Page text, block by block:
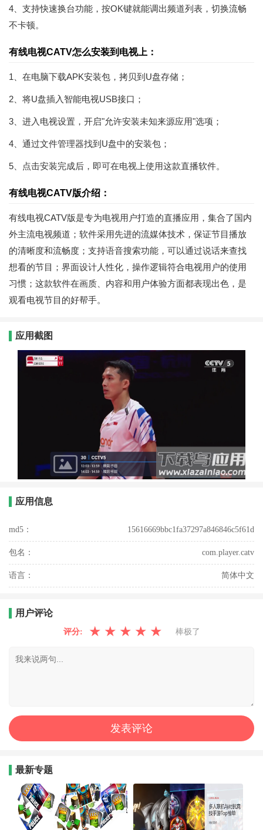
4、支持快速换台功能，按OK键就能调出频道列表，切换流畅
不卡顿。
有线电视CATV怎么安装到电视上：
1、在电脑下载APK安装包，拷贝到U盘存储；
2、将U盘插入智能电视USB接口；
3、进入电视设置，开启"允许安装未知来源应用"选项；
4、通过文件管理器找到U盘中的安装包；
5、点击安装完成后，即可在电视上使用这款直播软件。
有线电视CATV版介绍：
有线电视CATV版是专为电视用户打造的直播应用，集合了国内
外主流电视频道；软件采用先进的流媒体技术，保证节目播放
的清晰度和流畅度；支持语音搜索功能，可以通过说话来查找
想看的节目；界面设计人性化，操作逻辑符合电视用户的使用
习惯；这款软件在画质、内容和用户体验方面都表现出色，是
观看电视节目的好帮手。
应用截图
应用信息
md5： 15616669bbc1fa37297a846846c5f61d
包名： com.player.catv
语言： 简体中文
用户评论
评分: ★ ★ ★ ★ ★ 棒极了
最新专题